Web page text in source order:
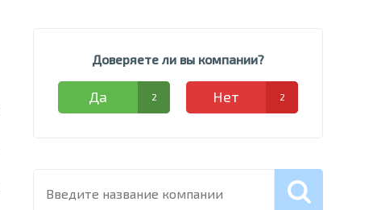
Доверяете ли вы компании?
Да 2 Нет 2